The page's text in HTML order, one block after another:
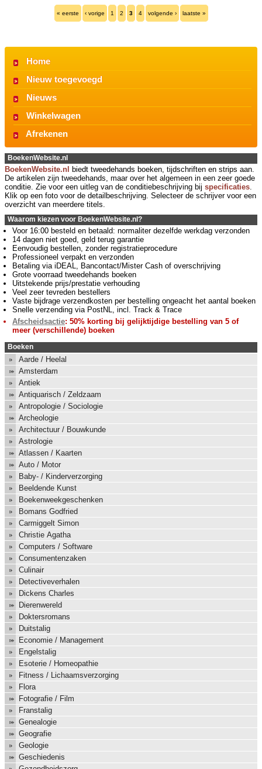
« eerste ‹ vorige 1 2 3 4 volgende › laatste »
Home
Nieuw toegevoegd
Nieuws
Winkelwagen
Afrekenen
BoekenWebsite.nl
BoekenWebsite.nl biedt tweedehands boeken, tijdschriften en strips aan.
De artikelen zijn tweedehands, maar over het algemeen in een zeer goede
conditie. Zie voor een uitleg van de conditiebeschrijving bij specificaties
Klik op een foto voor de detailbeschrijving. Selecteer de schrijver voor een
overzicht van meerdere titels.
Waarom kiezen voor BoekenWebsite.nl?
Voor 16:00 besteld en betaald: normaliter dezelfde werkdag verzonden
14 dagen niet goed, geld terug garantie
Eenvoudig bestellen, zonder registratieprocedure
Professioneel verpakt en verzonden
Betaling via iDEAL, Bancontact/Mister Cash of overschrijving
Grote voorraad tweedehands boeken
Uitstekende prijs/prestatie verhouding
Veel zeer tevreden bestellers
Vaste bijdrage verzendkosten per bestelling ongeacht het aantal boeken
Snelle verzending via PostNL, incl. Track & Trace
Afscheidsactie: 50% korting bij gelijktijdige bestelling van 5 of
meer (verschillende) boeken
Boeken
Aarde / Heelal
Amsterdam
Antiek
Antiquarisch / Zeldzaam
Antropologie / Sociologie
Archeologie
Architectuur / Bouwkunde
Astrologie
Atlassen / Kaarten
Auto / Motor
Baby- / Kinderverzorging
Beeldende Kunst
Boekenweekgeschenken
Bomans Godfried
Carmiggelt Simon
Christie Agatha
Computers / Software
Consumentenzaken
Culinair
Detectiveverhalen
Dickens Charles
Dierenwereld
Doktersromans
Duitstalig
Economie / Management
Engelstalig
Esoterie / Homeopathie
Fitness / Lichaamsverzorging
Flora
Fotografie / Film
Franstalig
Genealogie
Geografie
Geologie
Geschiedenis